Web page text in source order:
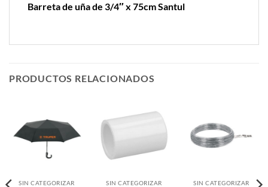
Barreta de uña de 3/4″ x 75cm Santul
PRODUCTOS RELACIONADOS
SIN CATEGORIZAR SIN CATEGORIZAR SIN CATEGORIZAR